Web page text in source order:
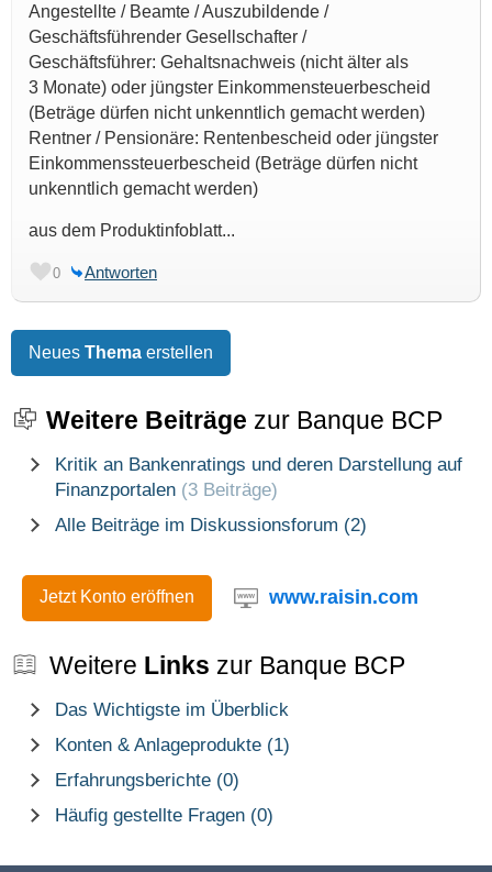
Angestellte / Beamte / Auszubildende /
Geschäftsführender Gesellschafter /
Geschäftsführer: Gehaltsnachweis (nicht älter als
3 Monate) oder jüngster Einkommensteuerbescheid
(Beträge dürfen nicht unkenntlich gemacht werden)
Rentner / Pensionäre: Rentenbescheid oder jüngster
Einkommenssteuerbescheid (Beträge dürfen nicht
unkenntlich gemacht werden)
aus dem Produktinfoblatt...
0 Antworten
Neues Thema erstellen
Weitere Beiträge zur Banque BCP
Kritik an Bankenratings und deren Darstellung auf
Finanzportalen (3 Beiträge)
Alle Beiträge im Diskussionsforum (2)
Jetzt Konto eröffnen www.raisin.com
Weitere Links zur Banque BCP
Das Wichtigste im Überblick
Konten & Anlageprodukte (1)
Erfahrungsberichte (0)
Häufig gestellte Fragen (0)